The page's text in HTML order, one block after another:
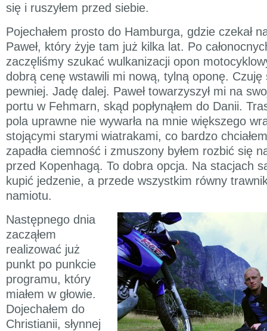
się i ruszyłem przed siebie.
Pojechałem prosto do Hamburga, gdzie czekał
Paweł, który żyje tam już kilka lat. Po
zaczęliśmy szukać wulkanizacji opon
dobrą cenę wstawili mi nową, tylną oponę. Czuję
pewniej. Jadę dalej. Paweł towarzyszył mi na
portu w Fehmarn, skąd popłynąłem do Danii.
pola uprawne nie wywarła na mnie większego
stojącymi starymi wiatrakami, co bardzo
zapadła ciemność i zmuszony byłem rozbić się
przed Kopenhagą. To dobra opcja. Na stacjach
kupić jedzenie, a przede wszystkim równy
namiotu.
Następnego dnia
zacząłem
realizować już
punkt po punkcie
programu, który
miałem w głowie.
Dojechałem do
Christianii, słynnej